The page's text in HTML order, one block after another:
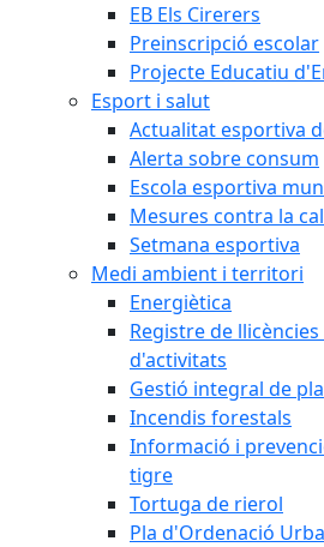
EB Els Cirerers
Preinscripció escolar
Projecte Educatiu
Esport i salut
Actualitat esportiva
Alerta sobre consum
Escola esportiva
Mesures contra la
Setmana esportiva
Medi ambient i territori
Energiètica
Registre de
d'activitats
Gestió integral de
Incendis forestals
Informació i
tigre
Tortuga de rierol
Pla d'Ordenació